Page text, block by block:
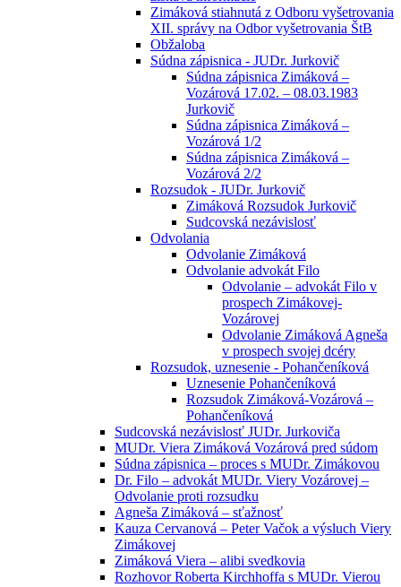
Zimáková stiahnutá z Odboru vyšetrovania
XII. správy na Odbor vyšetrovania ŠtB
Obžaloba
Súdna zápisnica - JUDr. Jurkovič
Súdna zápisnica Zimáková –
Vozárová 17.02. – 08.03.1983
Jurkovič
Súdna zápisnica Zimáková –
Vozárová 1/2
Súdna zápisnica Zimáková –
Vozárová 2/2
Rozsudok - JUDr. Jurkovič
Zimáková Rozsudok Jurkovič
Sudcovská nezávislosť
Odvolania
Odvolanie Zimáková
Odvolanie advokát Filo
Odvolanie – advokát Filo v
prospech Zimákovej-
Vozárovej
Odvolanie Zimáková Agneša
v prospech svojej dcéry
Rozsudok, uznesenie - Pohančeníková
Uznesenie Pohančeníková
Rozsudok Zimáková-Vozárová –
Pohančeníková
Sudcovská nezávislosť JUDr. Jurkoviča
MUDr. Viera Zimáková Vozárová pred súdom
Súdna zápisnica – proces s MUDr. Zimákovou
Dr. Filo – advokát MUDr. Viery Vozárovej –
Odvolanie proti rozsudku
Agneša Zimáková – sťažnosť
Kauza Cervanová – Peter Vačok a výsluch Viery
Zimákovej
Zimáková Viera – alibi svedkovia
Rozhovor Roberta Kirchhoffa s MUDr. Vierou